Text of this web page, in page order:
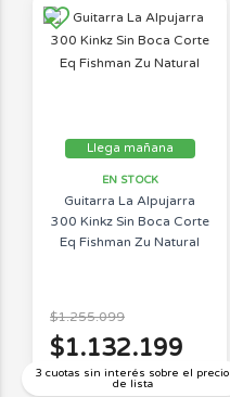
Llega mañana
EN STOCK
Guitarra La Alpujarra
300 Kinkz Sin Boca Corte
Eq Fishman Zu Natural
3 cuotas sin interés sobre el precio
de lista
$1.255.099
$1.132.199